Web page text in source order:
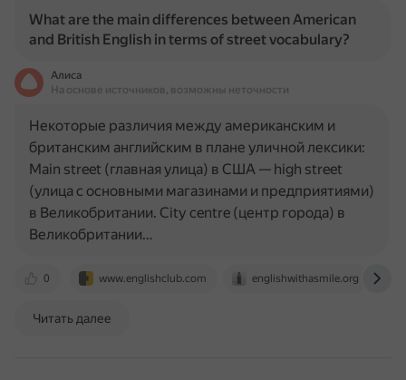
What are the main differences between American
and British English in terms of street vocabulary?
Алиса
На основе источников, возможны неточности
0 www.englishclub.com englishwithasmile.org
Некоторые различия между американским и
британским английским в плане уличной лексики:
Main street (главная улица) в США — high street
(улица с основными магазинами и предприятиями)
в Великобритании. City centre (центр города) в
Великобритании…
Читать далее